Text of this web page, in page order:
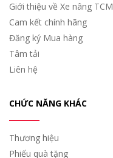
Giới thiệu về Xe nâng TCM
Cam kết chính hãng
Đăng ký Mua hàng
Tâm tải
Liên hệ
CHỨC NĂNG KHÁC
Thương hiệu
Phiếu quà tặng